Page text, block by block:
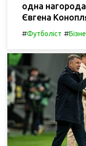
одна
Євгена
#Футболіст #